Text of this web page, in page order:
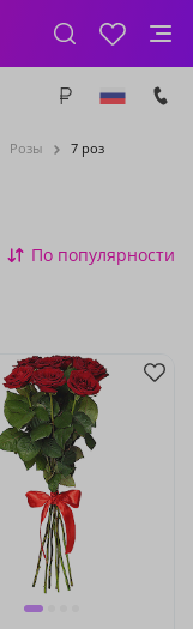
Розы 7 роз
По популярности